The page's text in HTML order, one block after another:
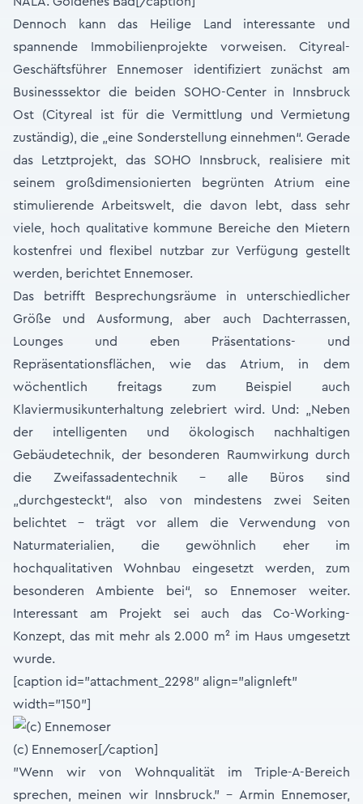
Dennoch kann das Heilige Land interessante und
spannende Immobilienprojekte vorweisen. Cityreal-
Geschäftsführer Ennemoser identifiziert zunächst am
Businesssektor die beiden SOHO-Center in Innsbruck
Ost (Cityreal ist für die Vermittlung und Vermietung
zuständig), die „eine Sonderstellung einnehmen“. Gerade
das Letztprojekt, das SOHO Innsbruck, realisiere mit
seinem großdimensionierten begrünten Atrium eine
stimulierende Arbeitswelt, die davon lebt, dass sehr
viele, hoch qualitative kommune Bereiche den Mietern
kostenfrei und flexibel nutzbar zur Verfügung gestellt
werden, berichtet Ennemoser.
Das betrifft Besprechungsräume in unterschiedlicher
Größe und Ausformung, aber auch Dachterrassen,
Lounges und eben Präsentations- und
Repräsentationsflächen, wie das Atrium, in dem
wöchentlich freitags zum Beispiel auch
Klaviermusikunterhaltung zelebriert wird. Und: „Neben
der intelligenten und ökologisch nachhaltigen
Gebäudetechnik, der besonderen Raumwirkung durch
die Zweifassadentechnik - alle Büros sind
„durchgesteckt“, also von mindestens zwei Seiten
belichtet - trägt vor allem die Verwendung von
Naturmaterialien, die gewöhnlich eher im
hochqualitativen Wohnbau eingesetzt werden, zum
besonderen Ambiente bei“, so Ennemoser weiter.
Interessant am Projekt sei auch das Co-Working-
Konzept, das mit mehr als 2.000 m² im Haus umgesetzt
wurde.
[caption id="attachment_2298" align="alignleft"
width="150"]
(c) Ennemoser[/caption]
"Wenn wir von Wohnqualität im Triple-A-Bereich
sprechen, meinen wir Innsbruck." - Armin Ennemoser,